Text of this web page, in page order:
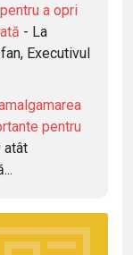
a opri
- La
Executivul
pentru
atât